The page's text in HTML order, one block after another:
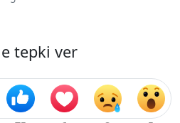
tepki ver